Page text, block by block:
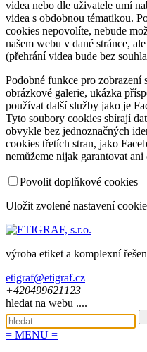
videa nebo dle uživatele umí
videa s obdobnou tématikou.
cookies nepovolíte, nebude
našem webu v dané stránce,
(přehrání videa bude bez
Podobné funkce pro zobrazení
obrázkové galerie, ukázka
používat další služby jako je
Tyto soubory cookies sbírají
obvykle bez jednoznačných
cookies třetích stran, jako
nemůžeme nijak garantovat
Povolit doplňkové cookies
Uložit zvolené nastavení
výroba etiket a komplexní
etigraf@etigraf.cz
+420499621 123
hledat na webu ....
= MENU =